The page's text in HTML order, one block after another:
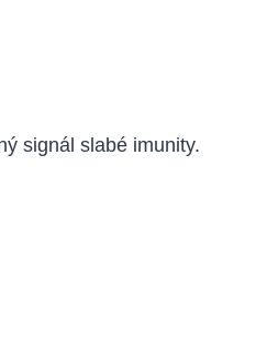
signál slabé imunity.